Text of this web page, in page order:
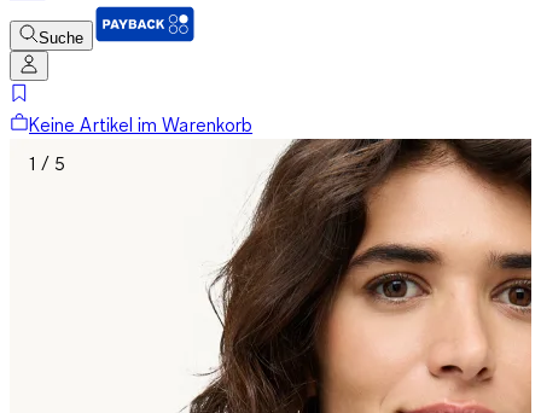
Suche
Keine Artikel im Warenkorb
1 / 5